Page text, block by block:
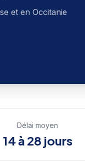
et en Occitanie
Délai moyen
14 à 28 jours